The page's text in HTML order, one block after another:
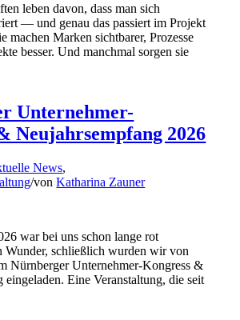
leben davon, dass man sich
— und genau das passiert im Projekt
machen Marken sichtbarer, Prozesse
besser. Und manchmal sorgen sie
Unternehmer-
Neujahrsempfang 2026
News,
/vonKatharina Zauner
war bei uns schon lange rot
Wunder, schließlich wurden wir von
Nürnberger Unternehmer-Kongress &
eingeladen. Eine Veranstaltung, die seit